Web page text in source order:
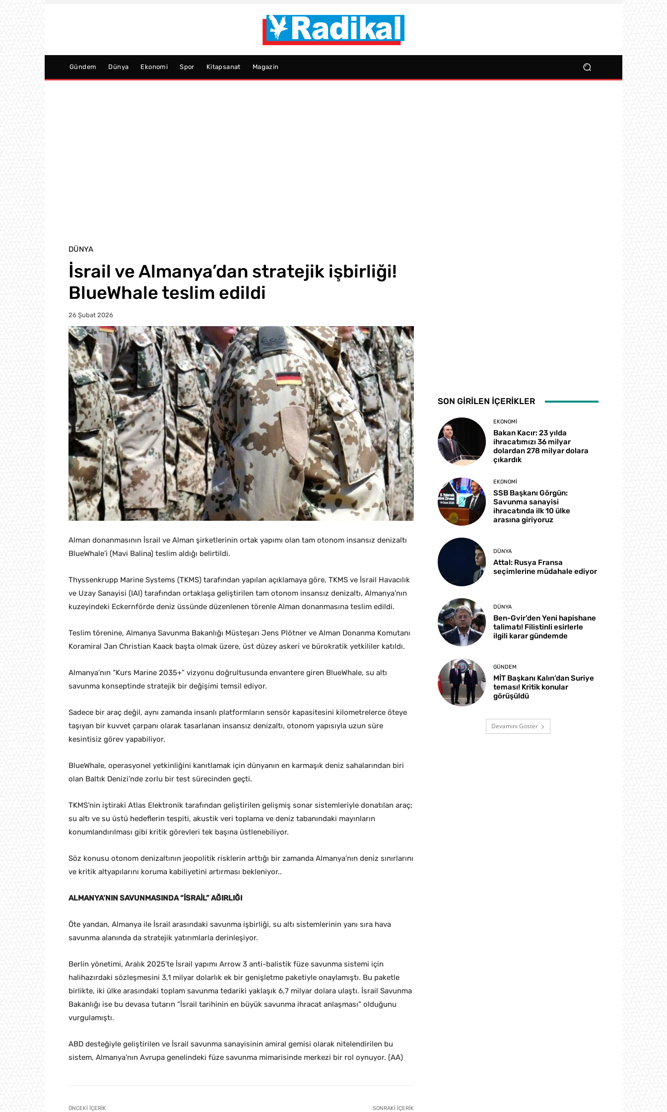
Gündem Dünya Ekonomi Spor Kitapsanat Magazin
DÜNYA
İsrail ve Almanya’dan stratejik işbirliği!
BlueWhale teslim edildi
26 Şubat 2026
Alman donanmasının İsrail ve Alman şirketlerinin ortak yapımı olan tam otonom insansız denizaltı
BlueWhale’i (Mavi Balina) teslim aldığı belirtildi.
Thyssenkrupp Marine Systems (TKMS) tarafından yapılan açıklamaya göre, TKMS ve İsrail Havacılık
ve Uzay Sanayisi (IAI) tarafından ortaklaşa geliştirilen tam otonom insansız denizaltı, Almanya’nın
kuzeyindeki Eckernförde deniz üssünde düzenlenen törenle Alman donanmasına teslim edildi.
Teslim törenine, Almanya Savunma Bakanlığı Müsteşarı Jens Plötner ve Alman Donanma Komutanı
Koramiral Jan Christian Kaack başta olmak üzere, üst düzey askeri ve bürokratik yetkililer katıldı.
Almanya’nın “Kurs Marine 2035+” vizyonu doğrultusunda envantere giren BlueWhale, su altı
savunma konseptinde stratejik bir değişimi temsil ediyor.
Sadece bir araç değil, aynı zamanda insanlı platformların sensör kapasitesini kilometrelerce öteye
taşıyan bir kuvvet çarpanı olarak tasarlanan insansız denizaltı, otonom yapısıyla uzun süre
kesintisiz görev yapabiliyor.
BlueWhale, operasyonel yetkinliğini kanıtlamak için dünyanın en karmaşık deniz sahalarından biri
olan Baltık Denizi’nde zorlu bir test sürecinden geçti.
TKMS’nin iştiraki Atlas Elektronik tarafından geliştirilen gelişmiş sonar sistemleriyle donatılan araç;
su altı ve su üstü hedeflerin tespiti, akustik veri toplama ve deniz tabanındaki mayınların
konumlandırılması gibi kritik görevleri tek başına üstlenebiliyor.
Söz konusu otonom denizaltının jeopolitik risklerin arttığı bir zamanda Almanya’nın deniz sınırlarını
ve kritik altyapılarını koruma kabiliyetini artırması bekleniyor..
ALMANYA’NIN SAVUNMASINDA “İSRAİL” AĞIRLIĞI
Öte yandan, Almanya ile İsrail arasındaki savunma işbirliği, su altı sistemlerinin yanı sıra hava
savunma alanında da stratejik yatırımlarla derinleşiyor.
Berlin yönetimi, Aralık 2025’te İsrail yapımı Arrow 3 anti-balistik füze savunma sistemi için
halihazırdaki sözleşmesini 3,1 milyar dolarlık ek bir genişletme paketiyle onaylamıştı. Bu paketle
birlikte, iki ülke arasındaki toplam savunma tedariki yaklaşık 6,7 milyar dolara ulaştı. İsrail Savunma
Bakanlığı ise bu devasa tutarın “İsrail tarihinin en büyük savunma ihracat anlaşması” olduğunu
vurgulamıştı.
ABD desteğiyle geliştirilen ve İsrail savunma sanayisinin amiral gemisi olarak nitelendirilen bu
sistem, Almanya’nın Avrupa genelindeki füze savunma mimarisinde merkezi bir rol oynuyor. (AA)
ÖNCEKI İÇERIK SONRAKI İÇERIK
SON GİRİLEN İÇERİKLER
EKONOMI
Bakan Kacır: 23 yılda
ihracatımızı 36 milyar
dolardan 278 milyar dolara
çıkardık
EKONOMI
SSB Başkanı Görgün:
Savunma sanayisi
ihracatında ilk 10 ülke
arasına giriyoruz
DÜNYA
Attal: Rusya Fransa
seçimlerine müdahale ediyor
DÜNYA
Ben-Gvir’den Yeni hapishane
talimatı! Filistinli esirlerle
ilgili karar gündemde
GÜNDEM
MİT Başkanı Kalın’dan Suriye
teması! Kritik konular
görüşüldü
Devamını Göster